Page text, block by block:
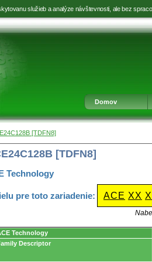
služieb a analýze návštevnosti, ale bez
Domov
[TDFN8]
[TDFN8]
Technology
pre toto zariadenie: ACE XX
Technology
Descriptor